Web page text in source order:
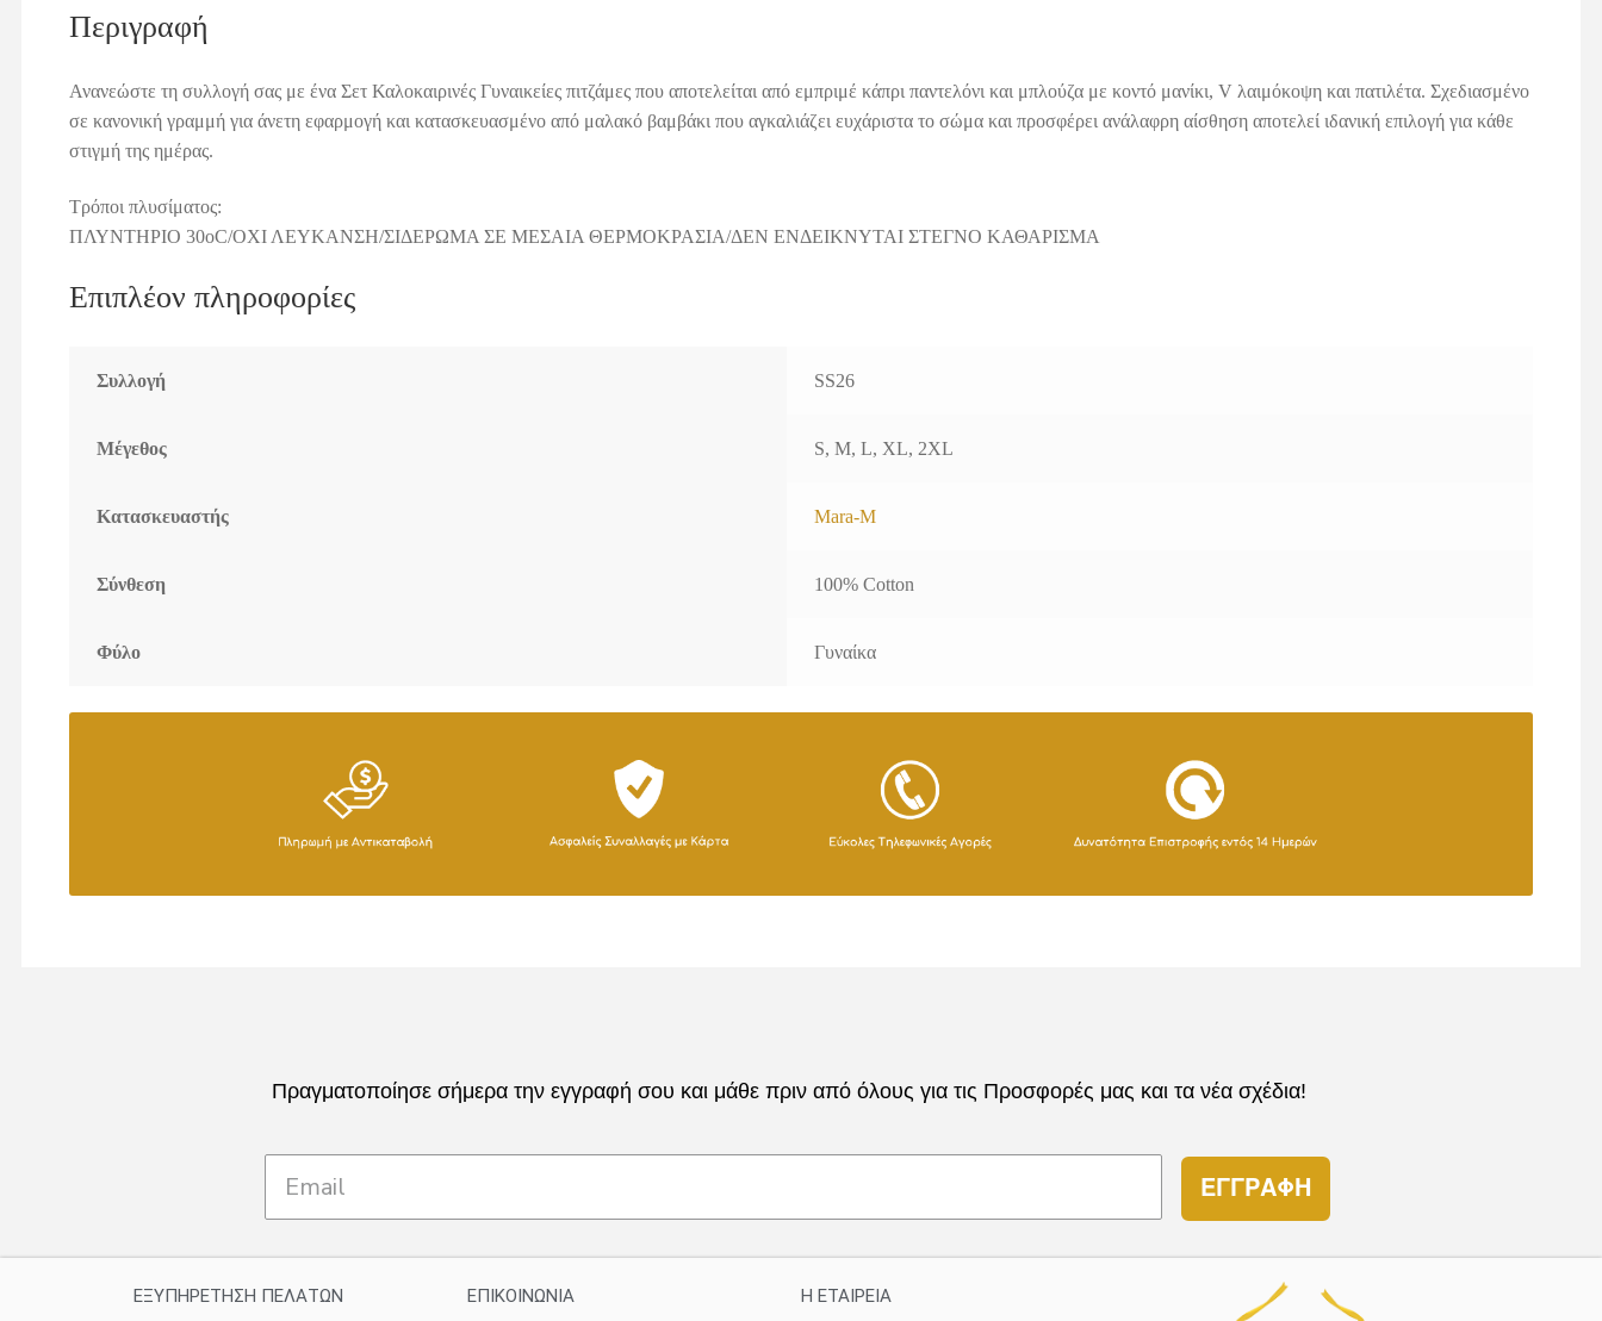
Περιγραφή
Ανανεώστε τη συλλογή σας με ένα Σετ Καλοκαιρινές Γυναικείες πιτζάμες που αποτελείται από εμπριμέ κάπρι παντελόνι και μπλούζα με κοντό μανίκι, V λαιμόκοψη και πατιλέτα. Σχεδιασμένο
σε κανονική γραμμή για άνετη εφαρμογή και κατασκευασμένο από μαλακό βαμβάκι που αγκαλιάζει ευχάριστα το σώμα και προσφέρει ανάλαφρη αίσθηση αποτελεί ιδανική επιλογή για κάθε
στιγμή της ημέρας.
Τρόποι πλυσίματος:
ΠΛΥΝΤΗΡΙΟ 30οC/ΟΧΙ ΛΕΥΚΑΝΣΗ/ΣΙΔΕΡΩΜΑ ΣΕ ΜΕΣΑΙΑ ΘΕΡΜΟΚΡΑΣΙΑ/ΔΕΝ ΕΝΔΕΙΚΝΥΤΑΙ ΣΤΕΓΝΟ ΚΑΘΑΡΙΣΜΑ
Επιπλέον πληροφορίες
Συλλογή SS26
Μέγεθος S, M, L, XL, 2XL
Κατασκευαστής Mara-M
Σύνθεση 100% Cotton
Φύλο Γυναίκα
Πραγματοποίησε σήμερα την εγγραφή σου και μάθε πριν από όλους για τις Προσφορές μας και τα νέα σχέδια!
ΕΓΓΡΑΦΗ
ΕΞΥΠΗΡΕΤΗΣΗ ΠΕΛΑΤΩΝ ΕΠΙΚΟΙΝΩΝΙΑ H ETAIΡΕΙΑ